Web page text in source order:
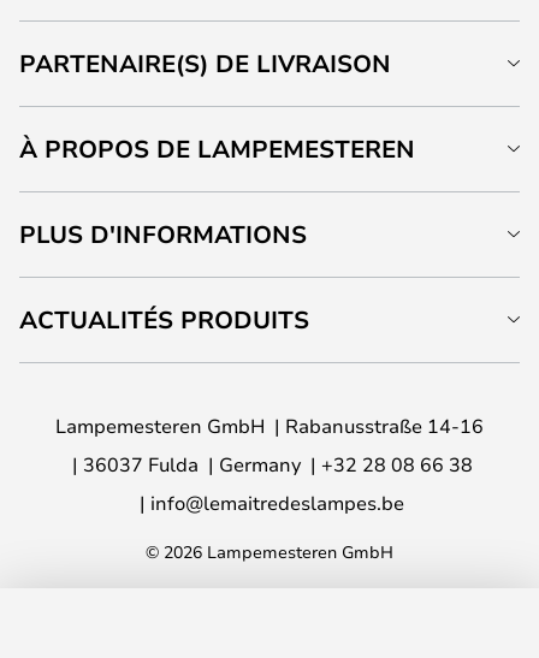
PARTENAIRE(S) DE LIVRAISON
À PROPOS DE LAMPEMESTEREN
PLUS D'INFORMATIONS
ACTUALITÉS PRODUITS
Lampemesteren GmbH
Rabanusstraße 14-16
36037 Fulda
Germany
+32 28 08 66 38
info@lemaitredeslampes.be
© 2026 Lampemesteren GmbH